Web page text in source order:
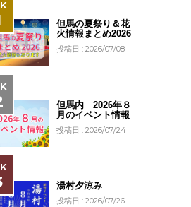
但馬の夏祭り＆花
火情報まとめ2026
投稿日 : 2026/07/08
但馬内 2026年８
月のイベント情報
投稿日 : 2026/07/24
湯村夕涼み
投稿日 : 2026/07/26